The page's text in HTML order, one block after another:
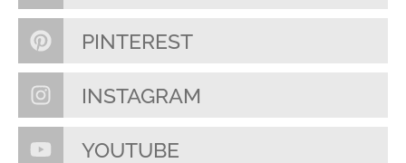
PINTEREST
INSTAGRAM
YOUTUBE